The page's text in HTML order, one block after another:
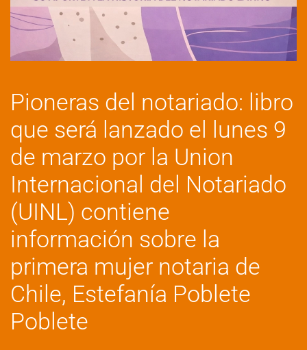
Pioneras del notariado: libro
que será lanzado el lunes 9
de marzo por la Union
Internacional del Notariado
(UINL) contiene
información sobre la
primera mujer notaria de
Chile, Estefanía Poblete
Poblete